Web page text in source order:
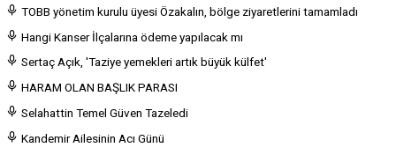
TOBB yönetim kurulu üyesi Özakalın, bölge ziyaretlerini tamamladı
Hangi Kanser İlçalarına ödeme yapılacak mı
Sertaç Açık, 'Taziye yemekleri artık büyük külfet'
HARAM OLAN BAŞLIK PARASI
Selahattin Temel Güven Tazeledi
Kandemir Ailesinin Acı Günü